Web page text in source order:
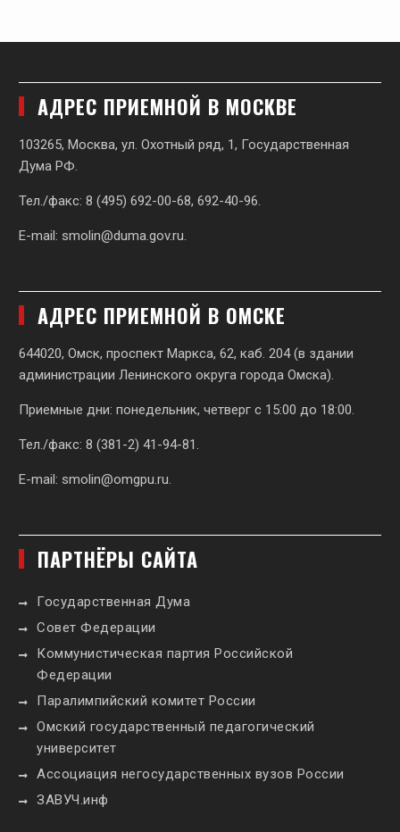
АДРЕС ПРИЕМНОЙ В МОСКВЕ
103265, Москва, ул. Охотный ряд, 1, Государственная
Дума РФ.
Тел./факс: 8 (495) 692-00-68, 692-40-96.
E-mail: smolin@duma.gov.ru.
АДРЕС ПРИЕМНОЙ В ОМСКЕ
644020, Омск, проспект Маркса, 62, каб. 204 (в здании
администрации Ленинского округа города Омска).
Приемные дни: понедельник, четверг с 15:00 до 18:00.
Тел./факс: 8 (381-2) 41-94-81.
E-mail: smolin@omgpu.ru.
ПАРТНЁРЫ САЙТА
Государственная Дума
Совет Федерации
Коммунистическая партия Российской
Федерации
Паралимпийский комитет России
Омский государственный педагогический
университет
Ассоциация негосударственных вузов России
ЗАВУЧ.инф